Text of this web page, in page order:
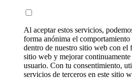
Al aceptar estos servicios,
forma anónima el
dentro de nuestro sitio web con el
sitio web y mejorar
usuario. Con tu consentimiento,
servicios de terceros en este sitio